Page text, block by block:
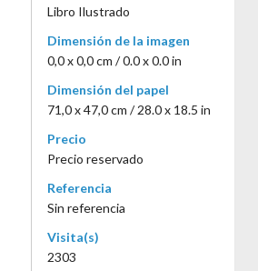
Libro Ilustrado
Dimensión de la imagen
0,0 x 0,0 cm / 0.0 x 0.0 in
Dimensión del papel
71,0 x 47,0 cm / 28.0 x 18.5 in
Precio
Precio reservado
Referencia
Sin referencia
Visita(s)
2303